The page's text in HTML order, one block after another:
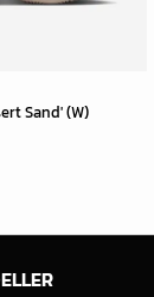
Sand' (W)